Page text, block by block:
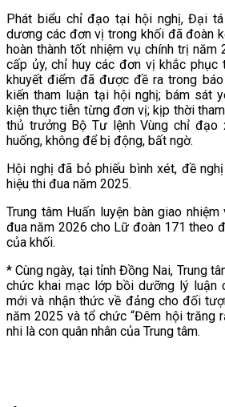
Phát biểu chỉ đạo tại hội nghị, Đại
dương các đơn vị trong khối đã đoàn
hoàn thành tốt nhiệm vụ chính trị năm
cấp ủy, chỉ huy các đơn vị khắc phục
khuyết điểm đã được đề ra trong
kiến tham luận tại hội nghị; bám sát
kiện thực tiễn từng đơn vị; kịp thời
thủ trưởng Bộ Tư lệnh Vùng chỉ
huống, không để bị động, bất ngờ.
Hội nghị đã bỏ phiếu bình xét, đề
hiệu thi đua năm 2025.
Trung tâm Huấn luyện bàn giao
đua năm 2026 cho Lữ đoàn 171 theo
của khối.
* Cùng ngày, tại tỉnh Đồng Nai, Trung
chức khai mạc lớp bồi dưỡng lý luận
mới và nhận thức về đảng cho đối
năm 2025 và tổ chức “Đêm hội trăng
nhi là con quân nhân của Trung tâm.